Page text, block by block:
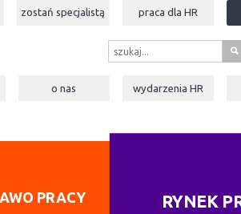
zostań specjalistą praca dla HR
s
o nas wydarzenia HR
PRACY RYNEK